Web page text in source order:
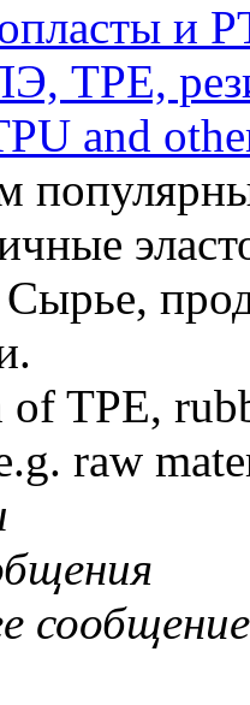
и
TPE,
and
of TPE,
raw
сообщение